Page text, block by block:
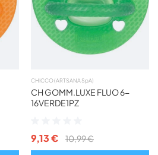
CHICCO (ARTSANA SpA)
CH GOMM.LUXE FLUO 6-
16VERDE1PZ
9,13 € 10,99 €